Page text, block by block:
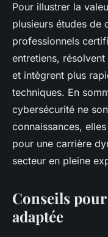
Pour illustrer la
plusieurs études de
professionnels
entretiens,
et intègrent plus
techniques. En
cybersécurité ne
connaissances,
pour une carrière
secteur en pleine
Conseils
adaptée